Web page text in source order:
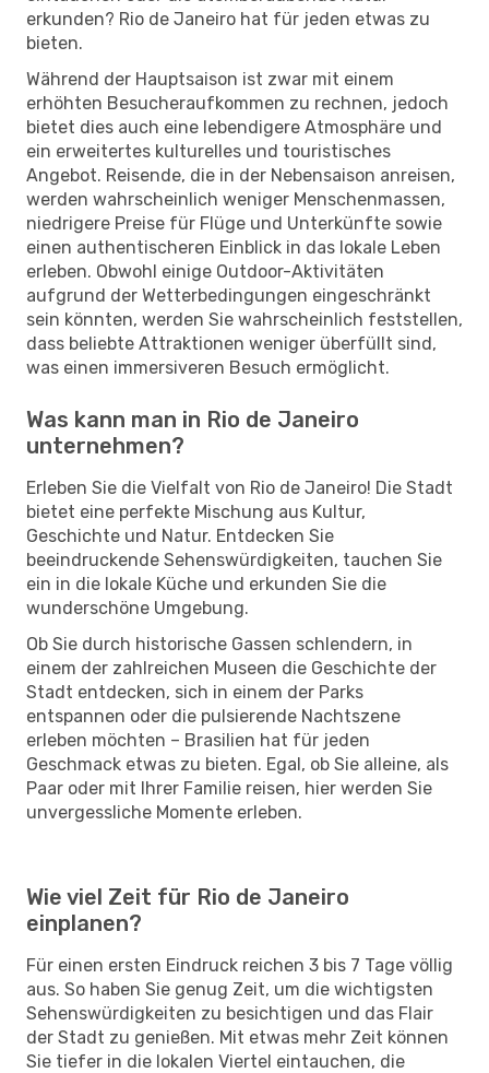
erkunden? Rio de Janeiro hat für jeden etwas zu
bieten.
Während der Hauptsaison ist zwar mit einem
erhöhten Besucheraufkommen zu rechnen, jedoch
bietet dies auch eine lebendigere Atmosphäre und
ein erweitertes kulturelles und touristisches
Angebot. Reisende, die in der Nebensaison anreisen,
werden wahrscheinlich weniger Menschenmassen,
niedrigere Preise für Flüge und Unterkünfte sowie
einen authentischeren Einblick in das lokale Leben
erleben. Obwohl einige Outdoor-Aktivitäten
aufgrund der Wetterbedingungen eingeschränkt
sein könnten, werden Sie wahrscheinlich feststellen,
dass beliebte Attraktionen weniger überfüllt sind,
was einen immersiveren Besuch ermöglicht.
Was kann man in Rio de Janeiro
unternehmen?
Erleben Sie die Vielfalt von Rio de Janeiro! Die Stadt
bietet eine perfekte Mischung aus Kultur,
Geschichte und Natur. Entdecken Sie
beeindruckende Sehenswürdigkeiten, tauchen Sie
ein in die lokale Küche und erkunden Sie die
wunderschöne Umgebung.
Ob Sie durch historische Gassen schlendern, in
einem der zahlreichen Museen die Geschichte der
Stadt entdecken, sich in einem der Parks
entspannen oder die pulsierende Nachtszene
erleben möchten – Brasilien hat für jeden
Geschmack etwas zu bieten. Egal, ob Sie alleine, als
Paar oder mit Ihrer Familie reisen, hier werden Sie
unvergessliche Momente erleben.
Wie viel Zeit für Rio de Janeiro
einplanen?
Für einen ersten Eindruck reichen 3 bis 7 Tage völlig
aus. So haben Sie genug Zeit, um die wichtigsten
Sehenswürdigkeiten zu besichtigen und das Flair
der Stadt zu genießen. Mit etwas mehr Zeit können
Sie tiefer in die lokalen Viertel eintauchen, die